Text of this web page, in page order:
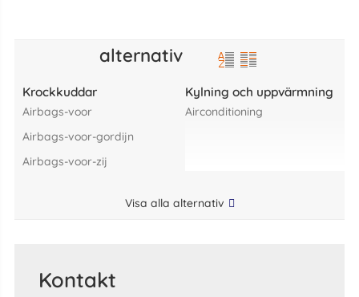
alternativ
Krockkuddar
airbags-voor
airbags-voor-gordijn
airbags-voor-zij
Kylning och uppvärmning
airconditioning
Visa alla alternativ
Kontakt